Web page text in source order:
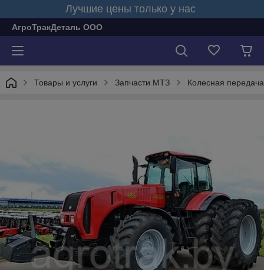
Лучшие цены только у нас
АгроТракДеталь ООО
Товары и услуги Запчасти МТЗ Колесная